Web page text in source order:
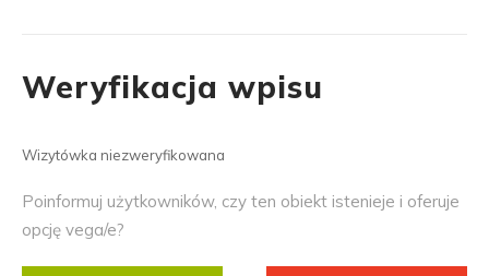
Weryfikacja wpisu
Wizytówka niezweryfikowana
Poinformuj użytkowników, czy ten obiekt istenieje i oferuje
opcję vega/e?